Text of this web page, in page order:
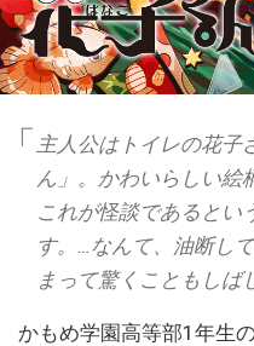
主人公はトイレの花子
ん」。かわいらしい絵
これが怪談であるとい
す。…なんて、油断し
まって驚くこともしば
かもめ学園高等部1年生